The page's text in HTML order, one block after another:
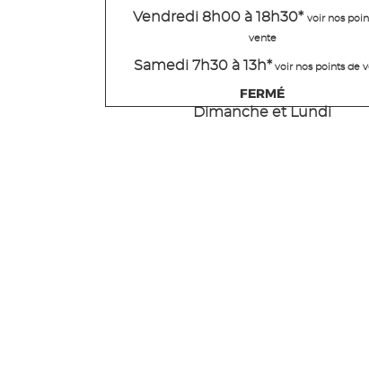
Vendredi 8h00 à 18h30* voir nos
vente
Samedi 7h30 à 13h* voir nos points de
FERMÉ
Dimanche et Lundi